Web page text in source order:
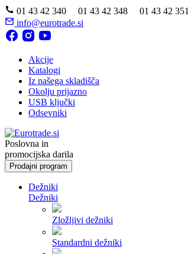
01 43 42 340 01 43 42 348 01 43 42 351
info@eurotrade.si
Akcije
Katalogi
Iz našega skladišča
Okolju prijazno
USB ključki
Odsevniki
Poslovna in
promocijska darila
Prodajni program
Dežniki
Dežniki
Zložljivi dežniki
Standardni dežniki